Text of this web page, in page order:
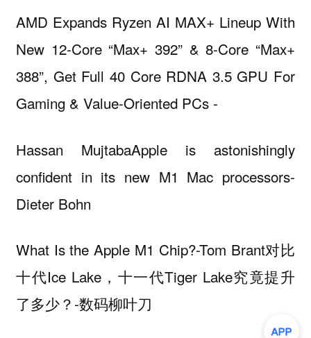
AMD Expands Ryzen AI MAX+ Lineup With
New 12-Core “Max+ 392” & 8-Core “Max+
388”, Get Full 40 Core RDNA 3.5 GPU For
Gaming & Value-Oriented PCs -
Hassan MujtabaApple is astonishingly
confident in its new M1 Mac processors-
Dieter Bohn
What Is the Apple M1 Chip?-Tom Brant对比
十代Ice Lake，十一代Tiger Lake究竟提升
了多少？-数码柳叶刀